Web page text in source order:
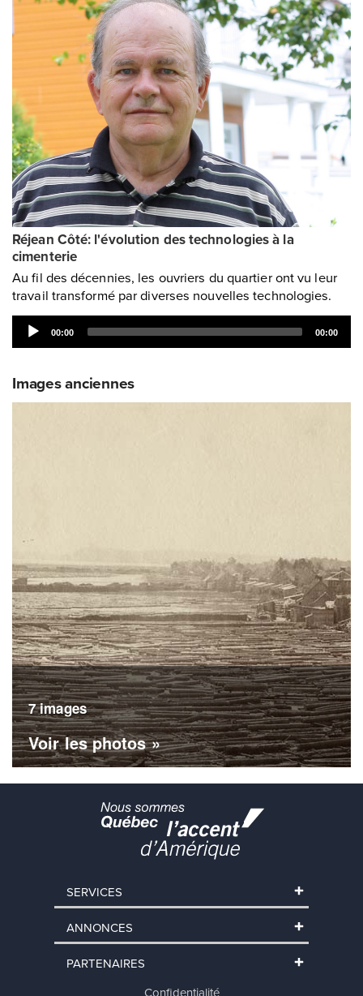
Réjean Côté: l'évolution des technologies à la
cimenterie
Au fil des décennies, les ouvriers du quartier ont vu leur
travail transformé par diverses nouvelles technologies.
Audio
Player
00:00 00:00
Images anciennes
7 images
Voir les photos »
SERVICES
ANNONCES
PARTENAIRES
Confidentialité